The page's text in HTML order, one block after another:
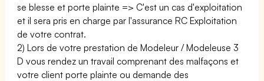
se blesse et porte plainte => C'est un cas d'exploitation
et il sera pris en charge par l'assurance RC Exploitation
de votre contrat.
2) Lors de votre prestation de Modeleur / Modeleuse 3
D vous rendez un travail comprenant des malfaçons et
votre client porte plainte ou demande des